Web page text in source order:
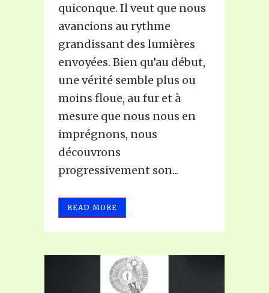
quiconque. Il veut que nous
avancions au rythme
grandissant des lumières
envoyées. Bien qu’au début,
une vérité semble plus ou
moins floue, au fur et à
mesure que nous nous en
imprégnons, nous
découvrons
progressivement son...
READ MORE